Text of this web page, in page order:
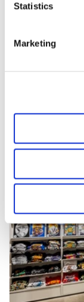
Statistics
Marketing